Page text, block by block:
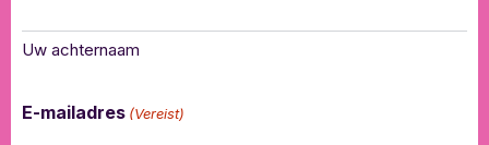
Uw achternaam
E-mailadres (Vereist)